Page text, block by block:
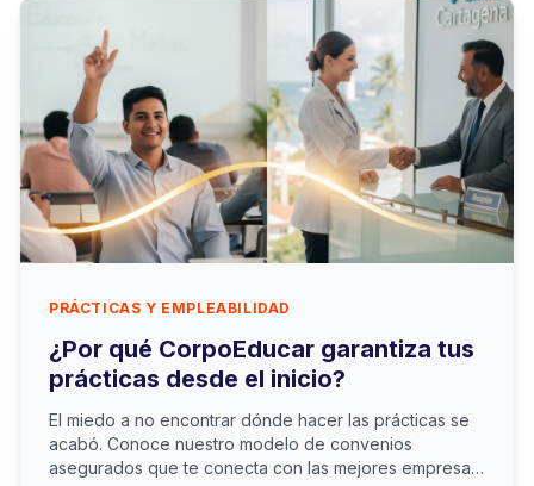
PRÁCTICAS Y EMPLEABILIDAD
¿Por qué CorpoEducar garantiza tus
prácticas desde el inicio?
El miedo a no encontrar dónde hacer las prácticas se
acabó. Conoce nuestro modelo de convenios
asegurados que te conecta con las mejores empresas